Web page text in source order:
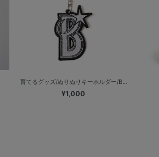
育てるグッズ/ぬりぬりキーホルダー/B...
¥1,000